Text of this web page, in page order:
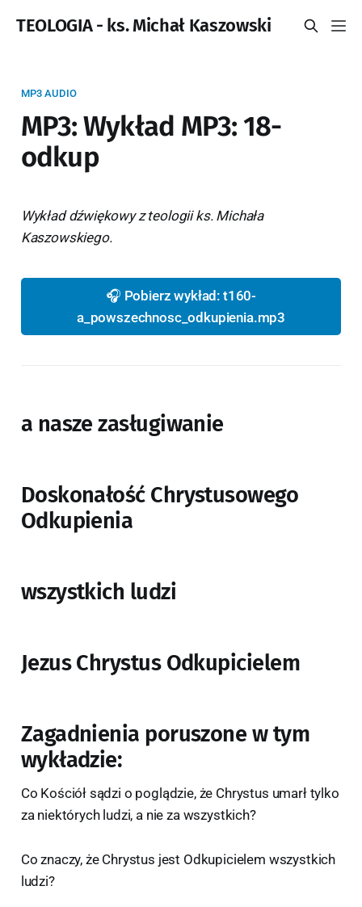
TEOLOGIA - ks. Michał Kaszowski
MP3 AUDIO
MP3: Wykład MP3: 18-
odkup
Wykład dźwiękowy z teologii ks. Michała
Kaszowskiego.
🎧 Pobierz wykład: t160-
a_powszechnosc_odkupienia.mp3
a nasze zasługiwanie
Doskonałość Chrystusowego
Odkupienia
wszystkich ludzi
Jezus Chrystus Odkupicielem
Zagadnienia poruszone w tym
wykładzie:
Co Kościół sądzi o poglądzie, że Chrystus umarł tylko
za niektórych ludzi, a nie za wszystkich?
Co znaczy, że Chrystus jest Odkupicielem wszystkich
ludzi?